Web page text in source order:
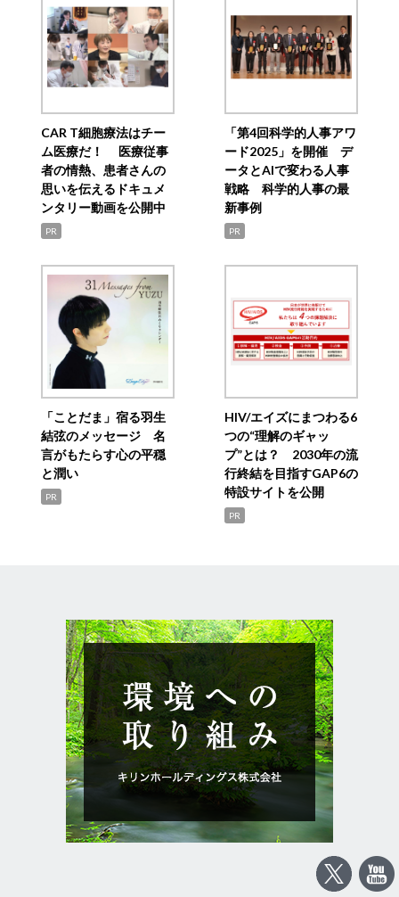
CAR T細胞療法はチー
ム医療だ！ 医療従事
者の情熱、患者さんの
思いを伝えるドキュメ
ンタリー動画を公開中
PR
「第4回科学的人事アワ
ード2025」を開催 デ
ータとAIで変わる人事
戦略 科学的人事の最
新事例
PR
「ことだま」宿る羽生
結弦のメッセージ 名
言がもたらす心の平穏
と潤い
PR
HIV/エイズにまつわる6
つの“理解のギャッ
プ”とは？ 2030年の流
行終結を目指すGAP6の
特設サイトを公開
PR